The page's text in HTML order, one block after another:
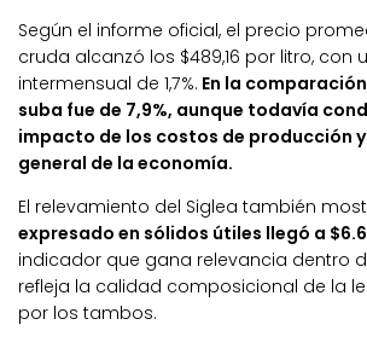
Según el informe oficial, el precio
cruda alcanzó los $489,16 por litro, con
intermensual de 1,7%. En la
suba fue de 7,9%, aunque todavía
impacto de los costos de producción
general de la economía.
El relevamiento del Siglea también
expresado en sólidos útiles llegó a
indicador que gana relevancia dentro
refleja la calidad composicional de la
por los tambos.